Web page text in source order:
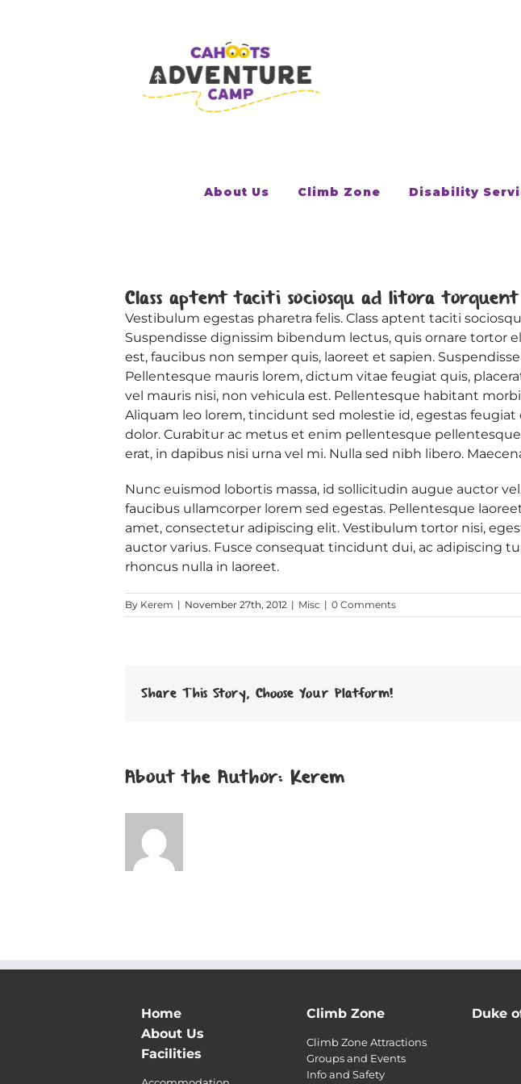
About Us Climb Zone Disability
Class aptent taciti sociosqu ad litora
Vestibulum egestas pharetra felis. Class aptent taciti
Suspendisse dignissim bibendum lectus, quis ornare tortor
est, faucibus non semper quis, laoreet et sapien.
Pellentesque mauris lorem, dictum vitae feugiat quis,
vel mauris nisi, non vehicula est. Pellentesque habitant
Aliquam leo lorem, tincidunt sed molestie id, egestas
dolor. Curabitur ac metus et enim pellentesque
erat, in dapibus nisi urna vel mi. Nulla sed nibh libero.
Nunc euismod lobortis massa, id sollicitudin augue auctor
faucibus ullamcorper lorem sed egestas. Pellentesque
amet, consectetur adipiscing elit. Vestibulum tortor nisi,
auctor varius. Fusce consequat tincidunt dui, ac adipiscing
rhoncus nulla in laoreet.
By Kerem | November 27th, 2012 | Misc | 0 Comments
Share This Story, Choose Your Platform!
About the Author: Kerem
Home
About Us
Facilities
Climb Zone
Climb Zone Attractions
Groups and Events
Info and Safety
Duke